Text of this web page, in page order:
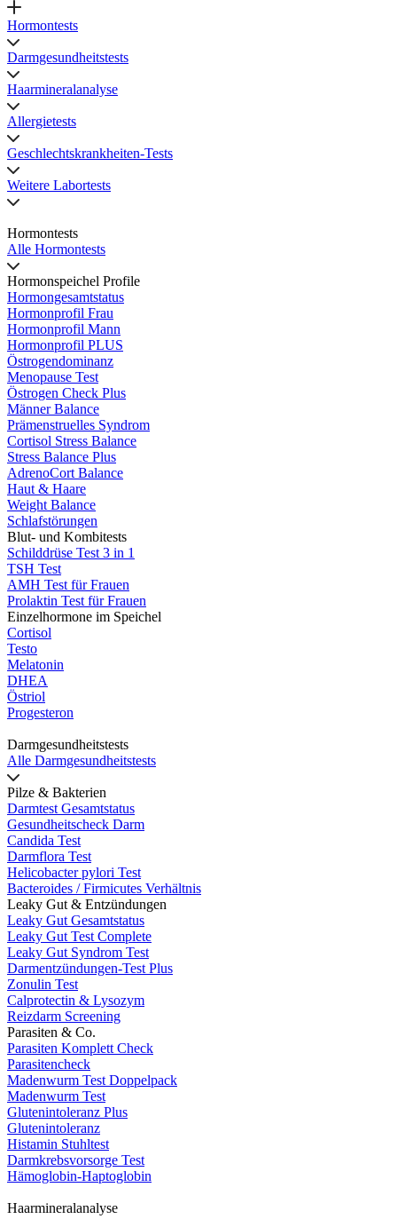
Hormontests
Darmgesundheitstests
Haarmineralanalyse
Allergietests
Geschlechtskrankheiten-Tests
Weitere Labortests
Hormontests
Alle Hormontests
Hormonspeichel Profile
Hormongesamtstatus
Hormonprofil Frau
Hormonprofil Mann
Hormonprofil PLUS
Östrogendominanz
Menopause Test
Östrogen Check Plus
Männer Balance
Prämenstruelles Syndrom
Cortisol Stress Balance
Stress Balance Plus
AdrenoCort Balance
Haut & Haare
Weight Balance
Schlafstörungen
Blut- und Kombitests
Schilddrüse Test 3 in 1
TSH Test
AMH Test für Frauen
Prolaktin Test für Frauen
Einzelhormone im Speichel
Cortisol
Testo
Melatonin
DHEA
Östriol
Progesteron
Darmgesundheitstests
Alle Darmgesundheitstests
Pilze & Bakterien
Darmtest Gesamtstatus
Gesundheitscheck Darm
Candida Test
Darmflora Test
Helicobacter pylori Test
Bacteroides / Firmicutes Verhältnis
Leaky Gut & Entzündungen
Leaky Gut Gesamtstatus
Leaky Gut Test Complete
Leaky Gut Syndrom Test
Darmentzündungen-Test Plus
Zonulin Test
Calprotectin & Lysozym
Reizdarm Screening
Parasiten & Co.
Parasiten Komplett Check
Parasitencheck
Madenwurm Test Doppelpack
Madenwurm Test
Glutenintoleranz Plus
Glutenintoleranz
Histamin Stuhltest
Darmkrebsvorsorge Test
Hämoglobin-Haptoglobin
Haarmineralanalyse